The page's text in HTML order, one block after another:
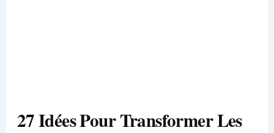
27 Idées Pour Transformer Les